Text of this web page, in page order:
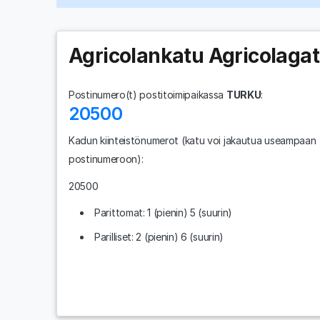
Agricolankatu
Postinumero(t) postitoimipaikassa TURKU:
20500
Kadun kiinteistönumerot (katu voi jakautua useampaan
postinumeroon):
20500
Parittomat: 1 (pienin) 5 (suurin)
Parilliset: 2 (pienin) 6 (suurin)